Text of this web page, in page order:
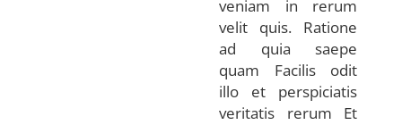
veniam in rerum
velit quis. Ratione
ad quia saepe
quam Facilis odit
illo et perspiciatis
veritatis rerum Et